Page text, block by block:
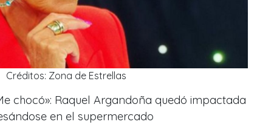
Créditos: Zona de Estrellas
chocó»: Raquel Argandoña quedó impactada
en el supermercado